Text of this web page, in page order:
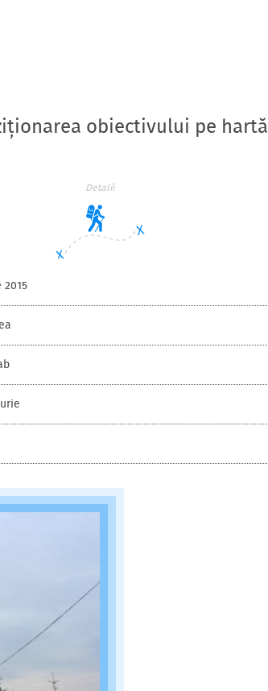
obiectivului pe hartă
Detalii